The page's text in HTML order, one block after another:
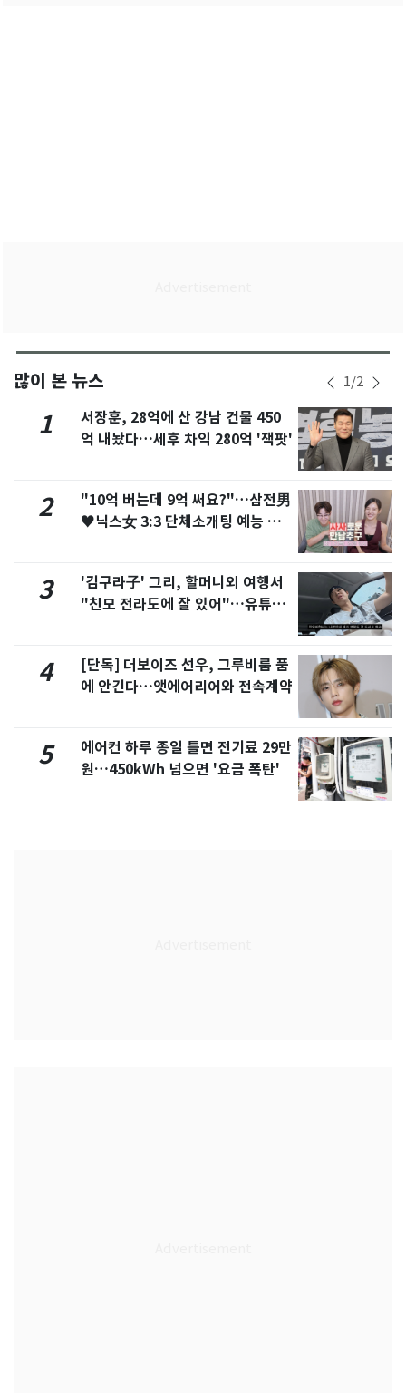
많이 본 뉴스 1/2
1
서장훈, 28억에 산 강남 건물 450
억 내놨다…세후 차익 280억 '잭팟'
2
"10억 버는데 9억 써요?"…삼전男
♥닉스女 3:3 단체소개팅 예능 화
3
'김구라子' 그리, 할머니외 여행서
"친모 전라도에 잘 있어"…유튜브
4
[단독] 더보이즈 선우, 그루비룸 품
에 안긴다…앳에어리어와 전속계약
5
에어컨 하루 종일 틀면 전기료 29만
원…450kWh 넘으면 '요금 폭탄'